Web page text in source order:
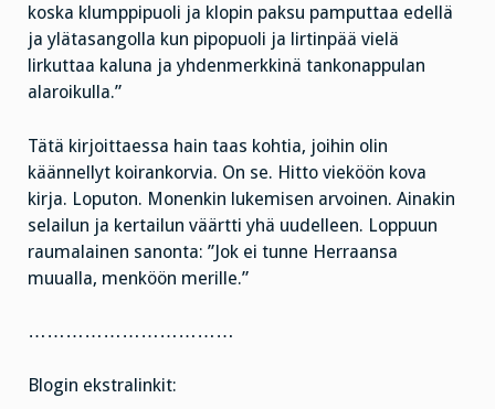
koska klumppipuoli ja klopin paksu pamputtaa edellä
ja ylätasangolla kun pipopuoli ja lirtinpää vielä
lirkuttaa kaluna ja yhdenmerkkinä tankonappulan
alaroikulla.”
Tätä kirjoittaessa hain taas kohtia, joihin olin
käännellyt koirankorvia. On se. Hitto vieköön kova
kirja. Loputon. Monenkin lukemisen arvoinen. Ainakin
selailun ja kertailun väärtti yhä uudelleen. Loppuun
raumalainen sanonta: ”Jok ei tunne Herraansa
muualla, menköön merille.”
……………………………
Blogin ekstralinkit: